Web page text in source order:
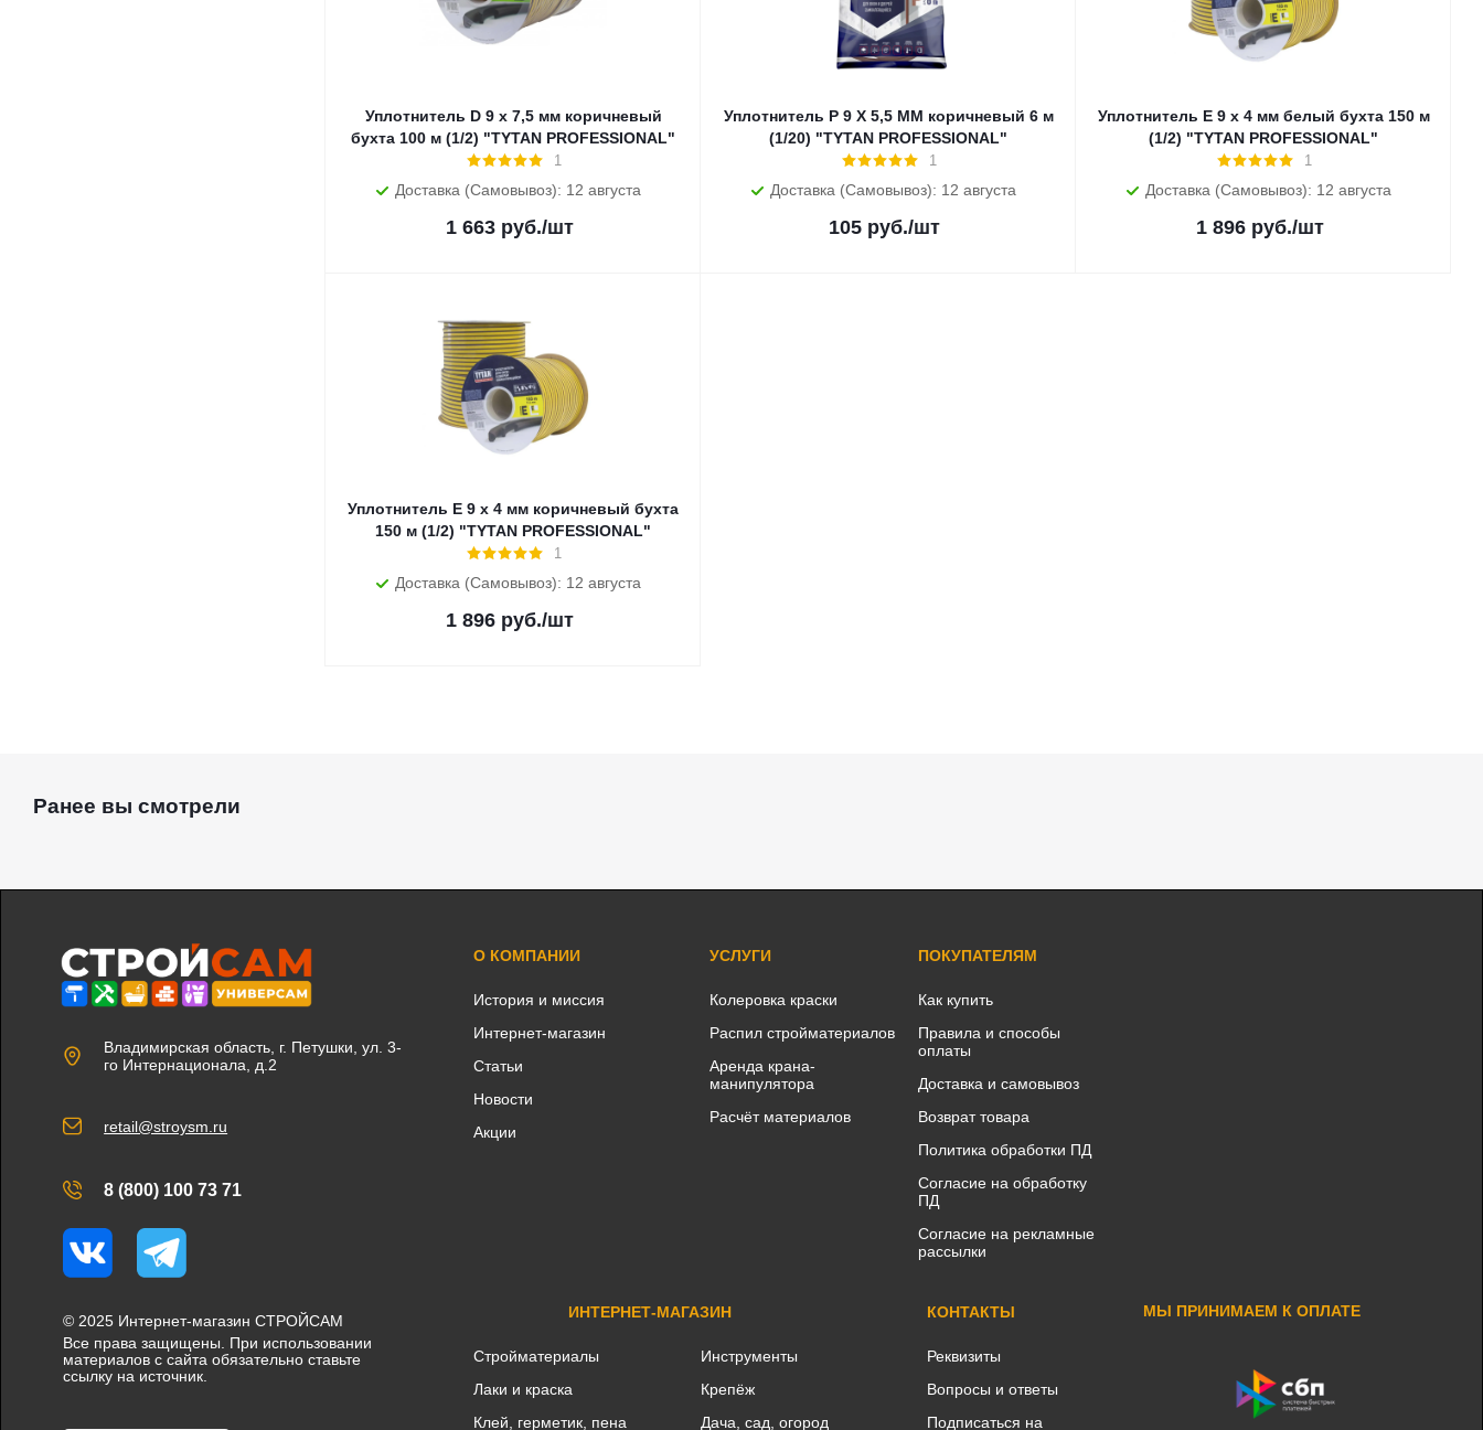
Уплотнитель D 9 х 7,5 мм коричневый
бухта 100 м (1/2) "TYTAN PROFESSIONAL"
1
Доставка (Самовывоз): 12 августа
1 663руб./шт
Уплотнитель P 9 X 5,5 MM коричневый 6 м
(1/20) "TYTAN PROFESSIONAL"
1
Доставка (Самовывоз): 12 августа
105 руб./шт
Уплотнитель E 9 х 4 мм белый бухта 150 м
(1/2) "TYTAN PROFESSIONAL"
1
Доставка (Самовывоз): 12 августа
1 896руб./шт
Уплотнитель E 9 х 4 мм коричневый бухта
150 м (1/2) "TYTAN PROFESSIONAL"
1
Доставка (Самовывоз): 12 августа
1 896руб./шт
Ранее вы смотрели
Владимирская область, г. Петушки, ул. 3-
го Интернационала, д.2
retail@stroysm.ru
8 (800) 100 73 71
Вконтакте
Telegram
© 2025 Интернет-магазин СТРОЙСАМ
Все права защищены. При использовании
материалов с сайта обязательно ставьте
ссылку на источник.
О КОМПАНИИ
История и миссия
Интернет-магазин
Статьи
Новости
Акции
УСЛУГИ
Колеровка краски
Распил стройматериалов
Аренда крана-
манипулятора
Расчёт материалов
ПОКУПАТЕЛЯМ
Как купить
Правила и способы
оплаты
Доставка и самовывоз
Возврат товара
Политика обработки ПД
Согласие на обработку
ПД
Согласие на рекламные
рассылки
ИНТЕРНЕТ-МАГАЗИН
Стройматериалы
Лаки и краска
Клей, герметик, пена
Инструменты
Крепёж
Дача, сад, огород
КОНТАКТЫ
Реквизиты
Вопросы и ответы
Подписаться на
МЫ ПРИНИМАЕМ К ОПЛАТЕ